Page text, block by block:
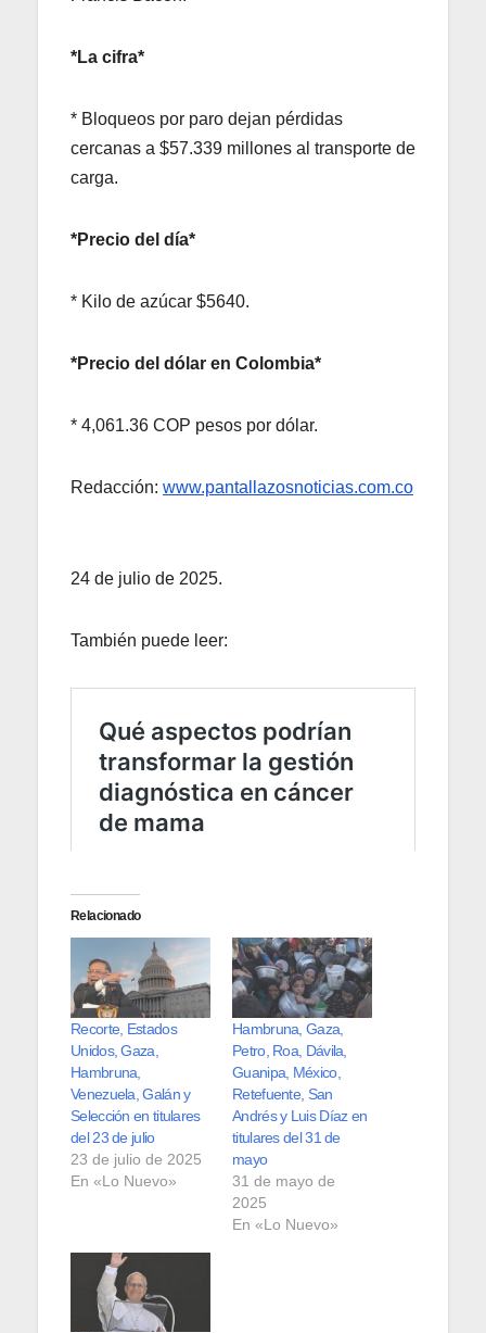
*La cifra*
* Bloqueos por paro dejan pérdidas
cercanas a $57.339 millones al transporte de
carga.
*Precio del día*
* Kilo de azúcar $5640.
*Precio del dólar en Colombia*
* 4,061.36 COP pesos por dólar.
Redacción: www.pantallazosnoticias.com.co
24 de julio de 2025.
También puede leer:
Relacionado
Recorte, Estados
Unidos, Gaza,
Hambruna,
Venezuela, Galán y
Selección en titulares
del 23 de julio
23 de julio de 2025
En «Lo Nuevo»
Hambruna, Gaza,
Petro, Roa, Dávila,
Guanipa, México,
Retefuente, San
Andrés y Luis Díaz en
titulares del 31 de
mayo
31 de mayo de
2025
En «Lo Nuevo»